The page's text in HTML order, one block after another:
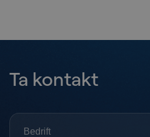
Ta kontakt